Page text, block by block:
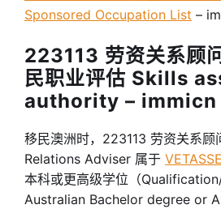
Sponsored Occupation List –
223113 劳资关系顾
民职业评估 Skills
authority – immicn
移民澳洲时，223113 劳资关系
Relations Adviser 属于
本科或更高级学位（
Australian Bachelor degree or